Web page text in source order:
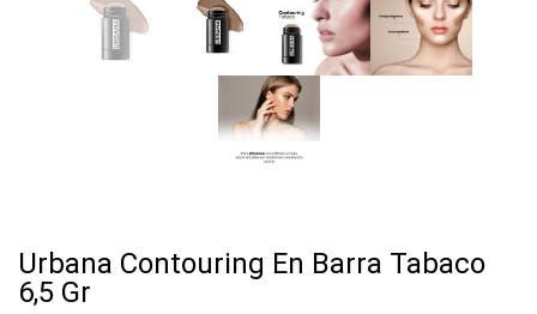
Urbana Contouring En Barra Tabaco
6,5 Gr